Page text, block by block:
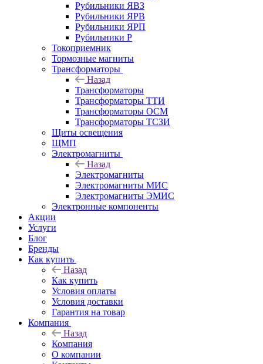
Рубильники ЯВЗ
Рубильники ЯРВ
Рубильники ЯРП
Рубильники Р
Токоприемник
Тормозные магниты
Трансформаторы
Назад
Трансформаторы
Трансформаторы ТТИ
Трансформаторы ОСМ
Трансформаторы ТСЗИ
Щиты освещения
ЩМП
Электромагниты
Назад
Электромагниты
Электромагниты МИС
Электромагниты ЭМИС
Электронные компоненты
Акции
Услуги
Блог
Бренды
Как купить
Назад
Как купить
Условия оплаты
Условия доставки
Гарантия на товар
Компания
Назад
Компания
О компании